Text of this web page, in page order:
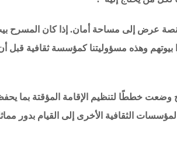
عرض إلى مساحة أمان. إذا كان المسرح بيت
بيوتهم وهذه مسؤوليتنا كمؤسسة ثقافية قبل
وضعت خططًا لتنظيم الإقامة المؤقتة بما
الثقافية الأخرى إلى القيام بدور